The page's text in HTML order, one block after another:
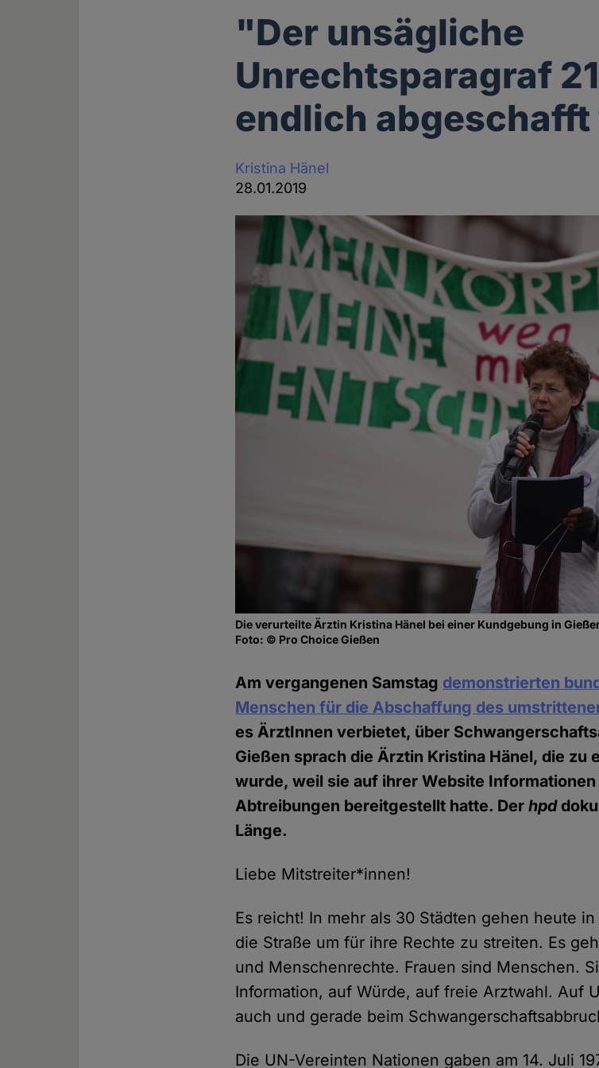
"Der unsägliche
Unrechtsparagraf
endlich
Kristina Hänel
28.01.2019
Die verurteilte Ärztin Kristina Hänel bei einer Kundgebung in
Foto: © Pro Choice Gießen
Am vergangenen Samstag demonstrierten
Menschen für die Abschaffung des
es ÄrztInnen verbietet, über
Gießen sprach die Ärztin Kristina Hänel, die zu
wurde, weil sie auf ihrer Website
Abtreibungen bereitgestellt hatte. Derhpd
Länge.
Liebe Mitstreiter*innen!
Es reicht! In mehr als 30 Städten gehen heute
die Straße um für ihre Rechte zu streiten. Es
und Menschenrechte. Frauen sind Menschen.
Information, auf Würde, auf freie Arztwahl. Auf
auch und gerade beim
Die UN-Vereinten Nationen gaben am 14. Juli